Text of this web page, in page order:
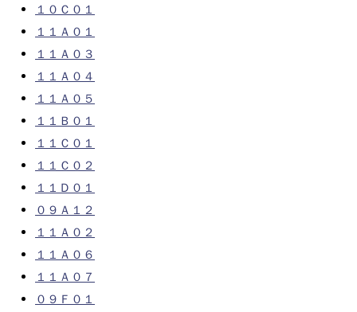
１０Ｃ０１
１１Ａ０１
１１Ａ０３
１１Ａ０４
１１Ａ０５
１１Ｂ０１
１１Ｃ０１
１１Ｃ０２
１１Ｄ０１
０９Ａ１２
１１Ａ０２
１１Ａ０６
１１Ａ０７
０９Ｆ０１